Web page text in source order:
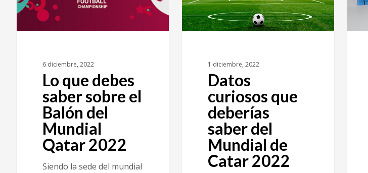
6 diciembre, 2022
Lo que debes
saber sobre el
Balón del
Mundial
Qatar 2022
Siendo la sede del mundial
1 diciembre, 2022
Datos
curiosos que
deberías
saber del
Mundial de
Catar 2022